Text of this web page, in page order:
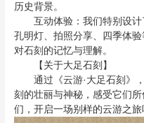
历史背景。
互动体验：我们特别设计
孔明灯、拍照分享、四季体
对石刻的记忆与理解。
【关于大足石刻】
通过《云游·大足石刻》，
刻的壮丽与神秘，感受它们
们，开启一场别样的云游之旅